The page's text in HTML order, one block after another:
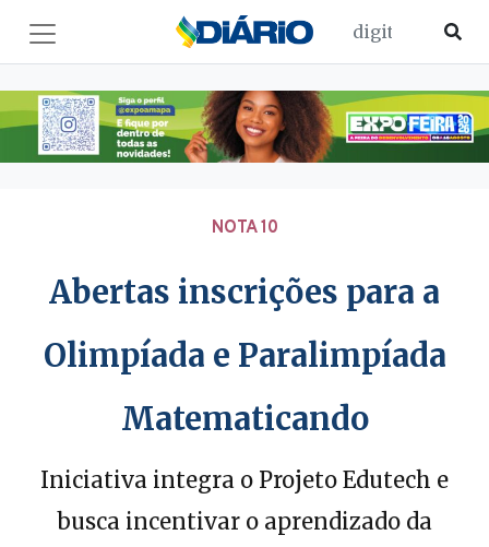
NOTA 10
Abertas inscrições para a
Olimpíada e Paralimpíada
Matematicando
Iniciativa integra o Projeto Edutech e
busca incentivar o aprendizado da